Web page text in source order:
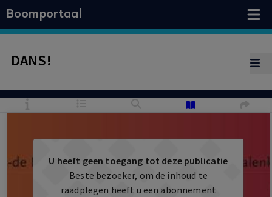
Boomportaal
DANS!
U heeft geen toegang tot deze publicatie
Beste bezoeker, om de inhoud te
raadplegen heeft u een abonnement